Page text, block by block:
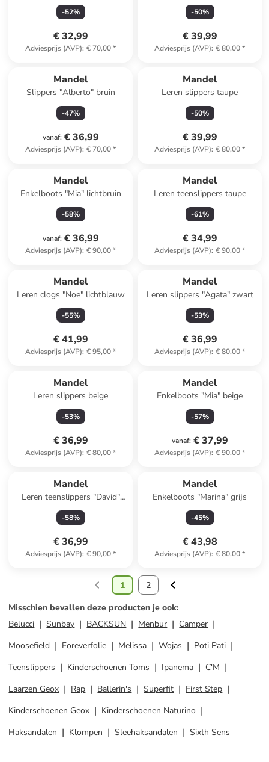
-52%
€ 32,99
Adviesprijs (AVP): € 70,00*
-50%
€ 39,99
Adviesprijs (AVP): € 80,00*
Mandel
Slippers "Alberto" bruin
-47%
vanaf: € 36,99
Adviesprijs (AVP): € 70,00*
Mandel
Leren slippers taupe
-50%
€ 39,99
Adviesprijs (AVP): € 80,00*
Mandel
Enkelboots "Mia" lichtbruin
-58%
vanaf: € 36,99
Adviesprijs (AVP): € 90,00*
Mandel
Leren teenslippers taupe
-61%
€ 34,99
Adviesprijs (AVP): € 90,00*
Mandel
Leren clogs "Noe" lichtblauw
-55%
€ 41,99
Adviesprijs (AVP): € 95,00*
Mandel
Leren slippers "Agata" zwart
-53%
€ 36,99
Adviesprijs (AVP): € 80,00*
Mandel
Leren slippers beige
-53%
€ 36,99
Adviesprijs (AVP): € 80,00*
Mandel
Enkelboots "Mia" beige
-57%
vanaf: € 37,99
Adviesprijs (AVP): € 90,00*
Mandel
Leren teenslippers "David"
kaki
-58%
€ 36,99
Adviesprijs (AVP): € 90,00*
Mandel
Enkelboots "Marina" grijs
-45%
€ 43,98
Adviesprijs (AVP): € 80,00*
1
2
Misschien bevallen deze producten je ook:
Belucci
Sunbay BACKSUN Menbur
Camper
Moosefield
Foreverfolie Melissa Wojas
Poti Pati
Teenslippers
Kinderschoenen Toms Ipanema
C'M
Laarzen Geox
Rap Ballerin's Superfit
First Step
Kinderschoenen Geox
Kinderschoenen Naturino
Haksandalen
Klompen Sleehaksandalen Sixth Sens